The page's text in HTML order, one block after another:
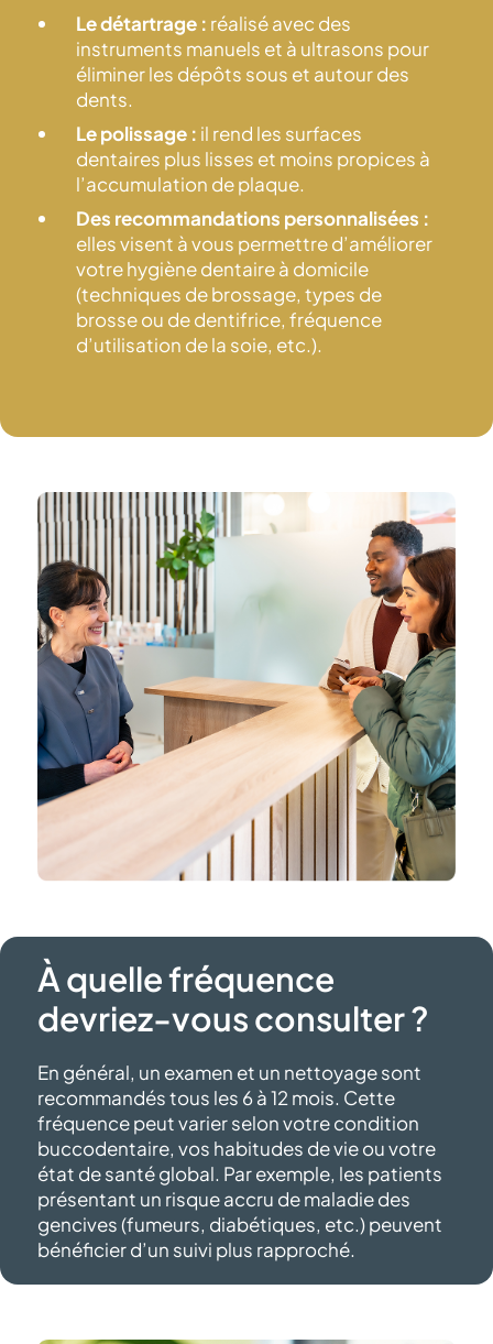
Le détartrage : réalisé avec des
instruments manuels et à ultrasons pour
éliminer les dépôts sous et autour des
dents.
Le polissage : il rend les surfaces
dentaires plus lisses et moins propices à
l’accumulation de plaque.
Des recommandations personnalisées :
elles visent à vous permettre d’améliorer
votre hygiène dentaire à domicile
(techniques de brossage, types de
brosse ou de dentifrice, fréquence
d’utilisation de la soie, etc.).
À quelle fréquence
devriez-vousconsulter ?
En général, un examen et un nettoyage sont
recommandés tous les 6 à 12 mois. Cette
fréquence peut varier selon votre condition
buccodentaire, vos habitudes de vie ou votre
état de santé global. Par exemple, les patients
présentant un risque accru de maladie des
gencives (fumeurs, diabétiques, etc.) peuvent
bénéficier d’un suivi plus rapproché.